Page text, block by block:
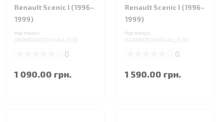
Renault Scenic I (1996–
1999)
Код товару:
08.RNSCNCXXX1.ALL.0.00
0
1 090.00 грн.
Renault Scenic I (1996–
1999)
Код товару:
02.RNSCNCXXX1.ALL.0.00
0
1 590.00 грн.